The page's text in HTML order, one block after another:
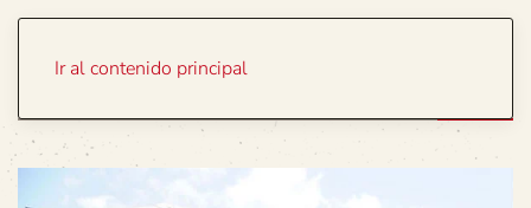
Ir al contenido principal